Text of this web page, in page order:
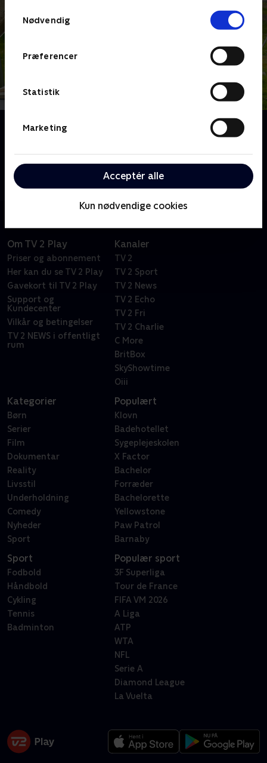
Nødvendig
Præferencer
Statistik
Marketing
Acceptér alle
Kun nødvendige cookies
Om Kæmpemaskiner
maskinerne på arbejde. Her får han at se hvordan de
fungerer, og hvor store kræfter de har.
Om TV 2 Play
Priser og abonnement
Her kan du se TV 2 Play
Gavekort til TV 2 Play
Support og
Kundecenter
Vilkår og betingelser
TV 2 NEWS i offentligt
rum
Kanaler
TV 2
TV 2 Sport
TV 2 News
TV 2 Echo
TV 2 Fri
TV 2 Charlie
C More
BritBox
SkyShowtime
Oiii
Kategorier
Børn
Serier
Film
Dokumentar
Reality
Livsstil
Underholdning
Comedy
Nyheder
Sport
Populært
Klovn
Badehotellet
Sygeplejeskolen
X Factor
Bachelor
Forræder
Bachelorette
Yellowstone
Paw Patrol
Barnaby
Sport
Fodbold
Håndbold
Cykling
Tennis
Badminton
Populær sport
3F Superliga
Tour de France
FIFA VM 2026
A Liga
ATP
WTA
NFL
Serie A
Diamond League
La Vuelta